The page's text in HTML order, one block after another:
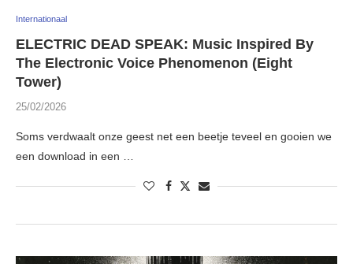
Internationaal
ELECTRIC DEAD SPEAK: Music Inspired By
The Electronic Voice Phenomenon (Eight
Tower)
25/02/2026
Soms verdwaalt onze geest net een beetje teveel en gooien we
een download in een …